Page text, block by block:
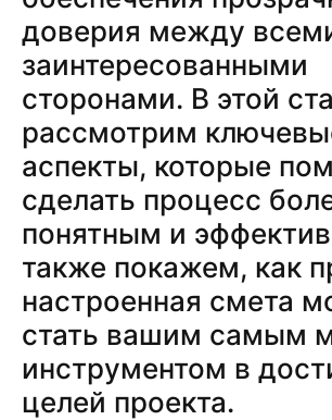
доверия между
заинтересованными
сторонами. В этой
рассмотрим
аспекты, которые
сделать процесс
понятным и
также покажем, как
настроенная смета
стать вашим самым
инструментом в
целей проекта.